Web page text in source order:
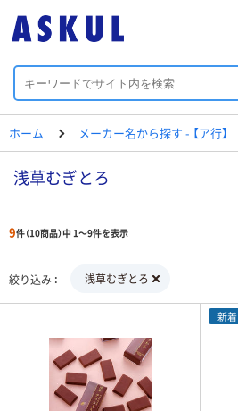
ホーム メーカー名から探す - 【ア行】
浅草むぎとろ
9件（10商品）中 1～9件を表示
絞り込み 浅草むぎとろ
新着